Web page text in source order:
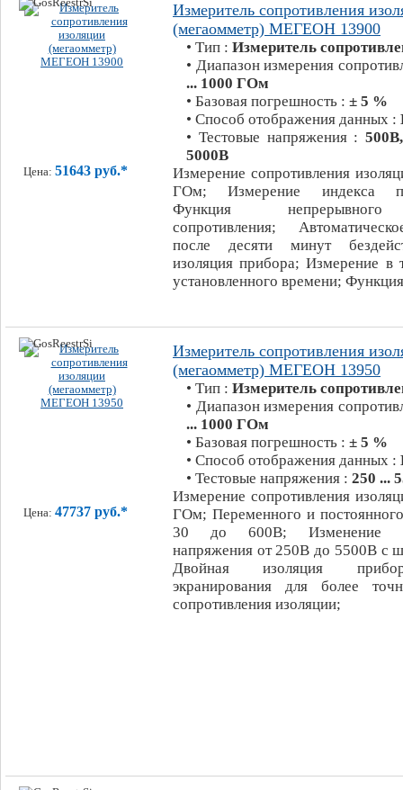
Цена: 51643 руб.*
Измеритель сопротивления
(мегаомметр) МЕГЕОН 13900
• Тип : Измеритель
• Диапазон измерения
... 1000 ГОм
• Базовая погрешность : ± 5 %
• Способ отображения данных :
• Тестовые напряжения :
5000В
Измерение сопротивления
ГОм; Измерение индекса
Функция
сопротивления;
после десяти минут
изоляция прибора; Измерение в
установленного времени;
Цена: 47737 руб.*
Измеритель сопротивления
(мегаомметр) МЕГЕОН 13950
• Тип : Измеритель
• Диапазон измерения
... 1000 ГОм
• Базовая погрешность : ± 5 %
• Способ отображения данных :
• Тестовые напряжения : 250 ...
Измерение сопротивления
ГОм; Переменного и
30 до 600В; Изменение
напряжения от 250В до 5500В с
Двойная изоляция
экранирования для более
сопротивления изоляции;